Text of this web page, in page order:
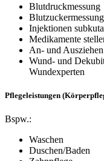
Blutdruckmessung
Blutzuckermessung
Injektionen
Medikamente
An- und
Wund- und
Wundexperten
Pflegeleistungen
Bspw.:
Waschen
Duschen/Baden